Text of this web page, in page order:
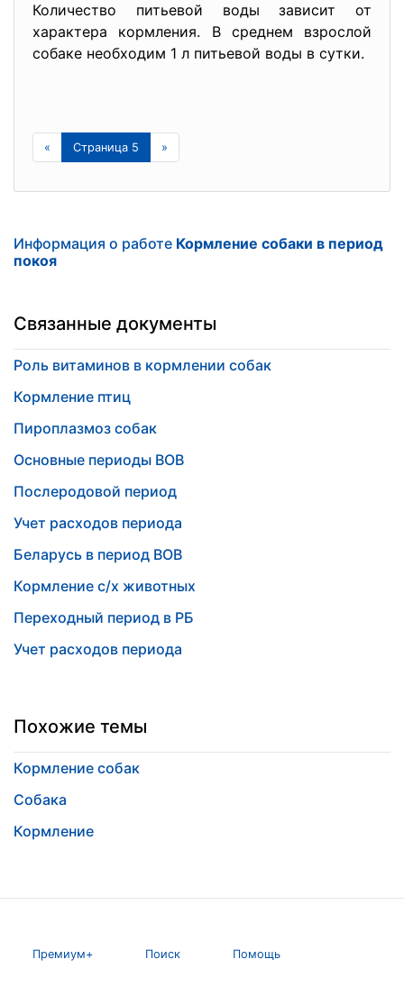
Количество питьевой воды зависит от
характера кормления. В среднем взрослой
собаке необходим 1 л питьевой воды в сутки.
« Страница 5 »
Информация о работе Кормление собаки в период
покоя
Связанные документы
Роль витаминов в кормлении собак
Кормление птиц
Пироплазмоз собак
Основные периоды ВОВ
Послеродовой период
Учет расходов периода
Беларусь в период ВОВ
Кормление с/х животных
Переходный период в РБ
Учет расходов периода
Похожие темы
Кормление собак
Собака
Кормление
Премиум+ Поиск Помощь